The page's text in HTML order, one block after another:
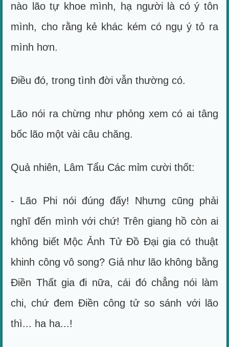
nào lão tự khoe mình, hạ người là có ý tôn
mình, cho rằng kẻ khác kém có ngụ ý tỏ ra
mình hơn.
Điều đó, trong tình đời vẫn thường có.
Lão nói ra chừng như phỏng xem có ai tâng
bốc lão một vài câu chăng.
Quả nhiên, Lâm Tẩu Các mỉm cười thốt:
- Lão Phi nói đúng đấy! Nhưng cũng phải
nghĩ đến mình với chứ! Trên giang hồ còn ai
không biết Mộc Ảnh Tử Đồ Đại gia có thuật
khinh công vô song? Giả như lão không bằng
Điền Thất gia đi nữa, cái đó chẳng nói làm
chi, chứ đem Điền công tử so sánh với lão
thì... ha ha...!